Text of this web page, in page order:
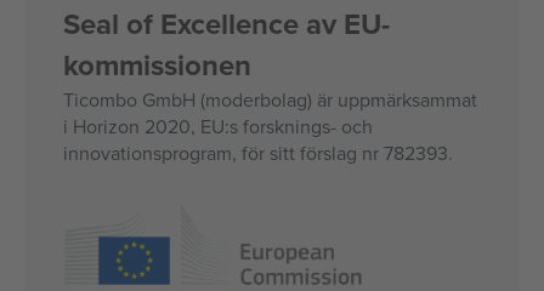
Seal of Excellence av EU-
kommissionen
Ticombo GmbH (moderbolag) är uppmärksammat
i Horizon 2020, EU:s forsknings- och
innovationsprogram, för sitt förslag nr 782393.